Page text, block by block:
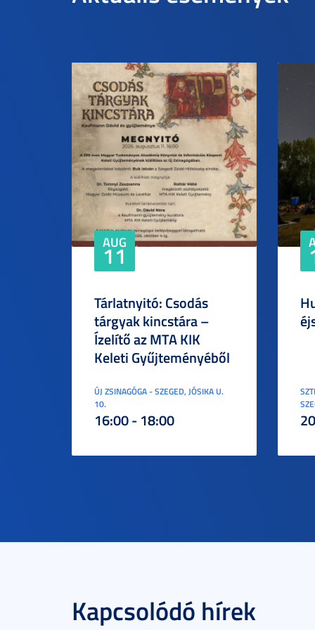
AUG
11
Tárlatnyitó: Csodás
tárgyak kincstára –
Ízelítő az MTA KIK
Keleti Gyűjteményéből
ÚJ ZSINAGÓGA - SZEGED, JÓSIKA U.
10.
16:00 - 18:00
Kapcsolódó hírek